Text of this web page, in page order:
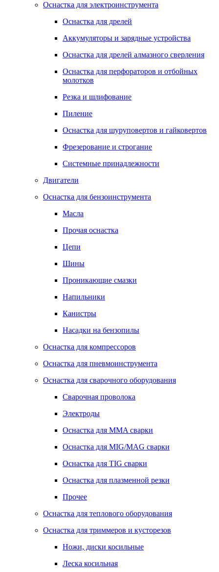
Оснастка для электроинструмента
Оснастка для дрелей
Аккумуляторы и зарядные устройства
Оснастка для дрелей алмазного сверления
Оснастка для перфораторов и отбойных
молотков
Резка и шлифование
Пиление
Оснастка для шуруповертов и гайковертов
Фрезерование и строгание
Системные принадлежности
Двигатели
Оснастка для бензоинструмента
Масла
Прочая оснастка
Цепи
Шины
Проникающие смазки
Напильники
Канистры
Насадки на бензопилы
Оснастка для компрессоров
Оснастка для пневмоинструмента
Оснастка для сварочного оборудования
Сварочная проволока
Электроды
Оснастка для MMA сварки
Оснастка для MIG/MAG сварки
Оснастка для TIG сварки
Оснастка для плазменной резки
Прочее
Оснастка для теплового оборудования
Оснастка для триммеров и кусторезов
Ножи, диски косильные
Леска косильная